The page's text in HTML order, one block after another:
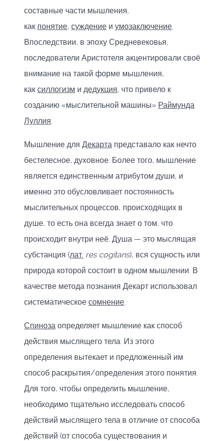
составные части мышления,
как понятие, суждение и умозаключение.
Впоследствии, в эпоху Средневековья,
последователи Аристотеля акцентировали своё
внимание на такой форме мышления,
как силлогизм и дедукция, что привело к
созданию «мыслительной машины» Раймунда
Луллия.
Мышление для Декарта представало как нечто
бестелесное, духовное. Более того, мышление
является единственным атрибутом души, и
именно это обусловливает постоянность
мыслительных процессов, происходящих в
душе, то есть она всегда знает о том, что
происходит внутри неё. Душа — это мыслящая
субстанция (лат. res cogitans), вся сущность или
природа которой состоит в одном мышлении. В
качестве метода познания Декарт использовал
систематическое сомнение.
Спиноза определяет мышление как способ
действия мыслящего тела. Из этого
определения вытекает и предложенный им
способ раскрытия/определения этого понятия.
Для того, чтобы определить мышление,
необходимо тщательно исследовать способ
действий мыслящего тела в отличие от способа
действий (от способа существования и